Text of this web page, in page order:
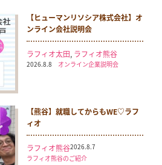
【ヒューマンリソシア株式会社】オ
ンライン会社説明会
ラフィオ太田, ラフィオ熊谷
2026.8.8 オンライン企業説明会
【熊谷】就職してからもWE♡ラフ
ィオ
ラフィオ熊谷2026.8.7
ラフィオ熊谷のご紹介